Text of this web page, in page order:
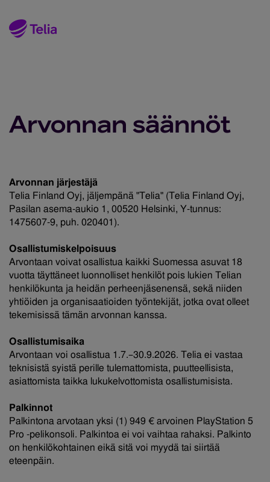
Arvonnan säännöt
Arvonnan järjestäjä
Telia Finland Oyj, jäljempänä "Telia" (Telia Finland Oyj,
Pasilan asema-aukio 1, 00520 Helsinki, Y-tunnus:
1475607-9, puh. 020401).
Osallistumiskelpoisuus
Arvontaan voivat osallistua kaikki Suomessa asuvat 18
vuotta täyttäneet luonnolliset henkilöt pois lukien Telian
henkilökunta ja heidän perheenjäsenensä, sekä niiden
yhtiöiden ja organisaatioiden työntekijät, jotka ovat olleet
tekemisissä tämän arvonnan kanssa.
Osallistumisaika
Arvontaan voi osallistua 1.7.–30.9.2026. Telia ei vastaa
teknisistä syistä perille tulemattomista, puutteellisista,
asiattomista taikka lukukelvottomista osallistumisista.
Palkinnot
Palkintona arvotaan yksi (1) 949 € arvoinen PlayStation 5
Pro -pelikonsoli. Palkintoa ei voi vaihtaa rahaksi. Palkinto
on henkilökohtainen eikä sitä voi myydä tai siirtää
eteenpäin.